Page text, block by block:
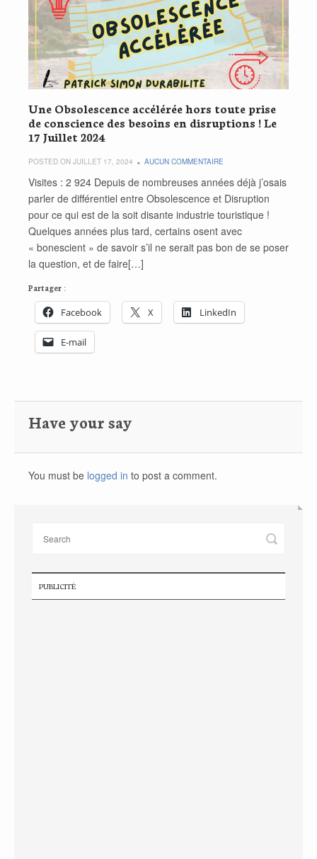
Une Obsolescence accélérée hors toute prise
de conscience des besoins en disruptions ! Le
17 Juillet 2024
POSTED ON JUILLET 17, 2024 AUCUN COMMENTAIRE
Visites : 2 924 Depuis de nombreuses années déjà j’osais
parler de différentiel entre Obsolescence et Disruption
pour ce qui est de la soit disante industrie touristique !
Quelques années plus tard, certains osent avec
« bonescient » de savoir s’il ne serait pas bon de se poser
la question, et de faire[…]
Partager :
Facebook X LinkedIn
E-mail
Have your say
You must be logged in to post a comment.
PUBLICITÉ